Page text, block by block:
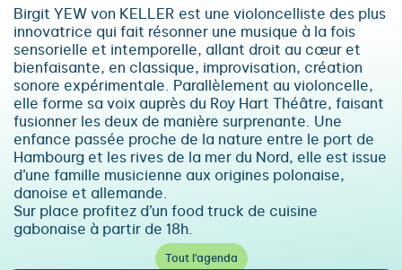
Birgit YEW von KELLER est une violoncelliste des plus
innovatrice qui fait résonner une musique à la fois
sensorielle et intemporelle, allant droit au cœur et
bienfaisante, en classique, improvisation, création
sonore expérimentale. Parallèlement au violoncelle,
elle forme sa voix auprès du Roy Hart Théâtre, faisant
fusionner les deux de manière surprenante. Une
enfance passée proche de la nature entre le port de
Hambourg et les rives de la mer du Nord, elle est issue
d’une famille musicienne aux origines polonaise,
danoise et allemande.
Sur place profitez d’un food truck de cuisine
gabonaise à partir de 18h.
Tout l'agenda